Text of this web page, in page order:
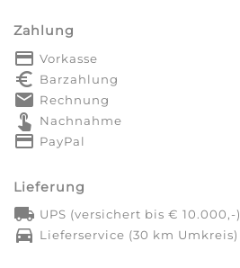
Zahlung
payment Vorkasse
euro_symbol Barzahlung
markunread Rechnung
touch_app Nachnahme
credit_card PayPal
Lieferung
local_shipping UPS (versichert bis € 10.000,-)
directions_car Lieferservice (30 km Umkreis)